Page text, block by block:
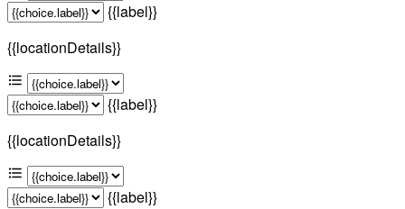
{{label}}
{{locationDetails}}
{{label}}
{{locationDetails}}
{{label}}